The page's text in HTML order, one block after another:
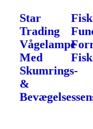
Star
Trading
Vågelampe
Med
Skumrings-
&